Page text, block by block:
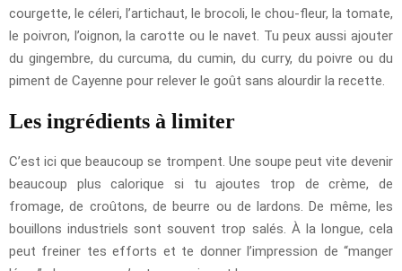
courgette, le céleri, l’artichaut, le brocoli, le chou-fleur, la tomate,
le poivron, l’oignon, la carotte ou le navet. Tu peux aussi ajouter
du gingembre, du curcuma, du cumin, du curry, du poivre ou du
piment de Cayenne pour relever le goût sans alourdir la recette.
Les ingrédients à limiter
C’est ici que beaucoup se trompent. Une soupe peut vite devenir
beaucoup plus calorique si tu ajoutes trop de crème, de
fromage, de croûtons, de beurre ou de lardons. De même, les
bouillons industriels sont souvent trop salés. À la longue, cela
peut freiner tes efforts et te donner l’impression de “manger